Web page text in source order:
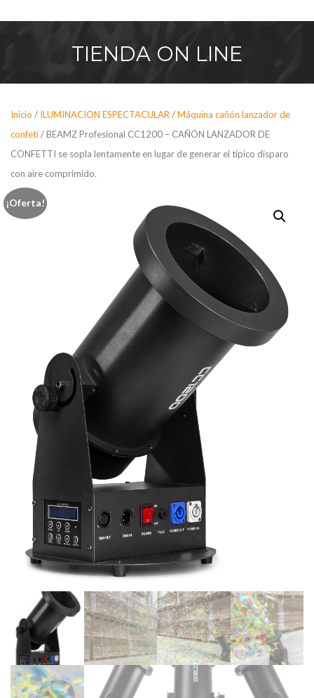
TIENDA ON LINE
Inicio / ILUMINACION ESPECTACULAR /Máquina cañón lanzador de
confeti/ BEAMZ Profesional CC1200 – CAÑÓN LANZADOR DE
CONFETTI se sopla lentamente en lugar de generar el típico disparo
con aire comprimido.
¡Oferta!